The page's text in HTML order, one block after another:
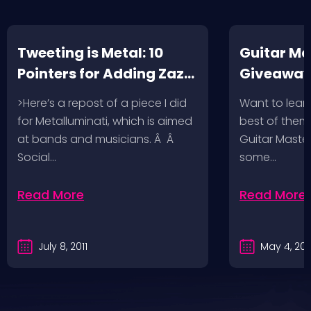
Tweeting is Metal: 10
Pointers for Adding Zazz
to Your Band’s Social
Media Profile
>Here’s a repost of a piece I did
for Metalluminati, which is aimed
at bands and musicians. Â Â
Social…
Read More
July 8, 2011
Guitar
Want to
best of
Guitar
some…
Read More
May 4, 2011